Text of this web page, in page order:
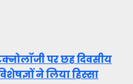
पर छह दिवसीय
ने लिया हिस्सा